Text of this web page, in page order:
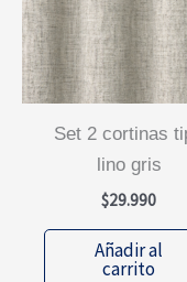
set 2 cortinas tipo
lino gris
$29.990
Añadir al
carrito